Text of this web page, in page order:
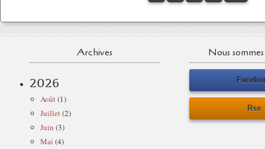
Archives
2026
Août(1)
Juillet(2)
Juin (3)
Mai (4)
Nous
Rss